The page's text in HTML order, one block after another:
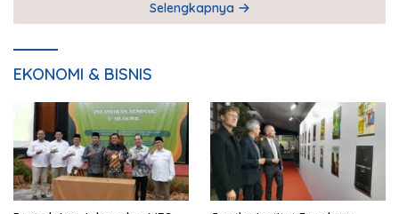
Selengkapnya
EKONOMI & BISNIS